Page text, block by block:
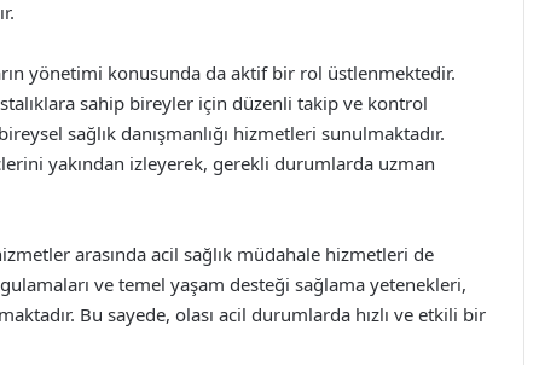
yönetimi konusunda da aktif bir rol üstlenmektedir.
sahip bireyler için düzenli takip ve kontrol
sağlık danışmanlığı hizmetleri sunulmaktadır.
yakından izleyerek, gerekli durumlarda uzman
arasında acil sağlık müdahale hizmetleri de
ve temel yaşam desteği sağlama yetenekleri,
Bu sayede, olası acil durumlarda hızlı ve etkili bir